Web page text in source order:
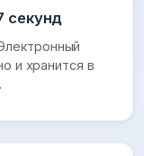
секунд
и хранится в